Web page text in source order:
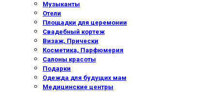
Музыканты
Отели
Площадки для церемонии
Свадебный кортеж
Визаж, Прически
Косметика, Парфюмерия
Салоны красоты
Подарки
Одежда для будущих мам
Медицинские центры